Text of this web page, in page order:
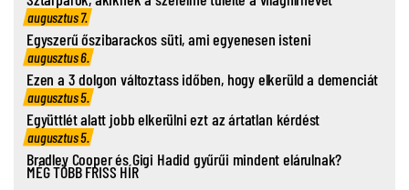
augusztus 7.
Egyszerű őszibarackos süti, ami egyenesen isteni
augusztus 6.
Ezen a 3 dolgon változtass időben, hogy elkerüld a demenciát
augusztus 5.
Együttlét alatt jobb elkerülni ezt az ártatlan kérdést
augusztus 5.
Bradley Cooper és Gigi Hadid gyűrűi mindent elárulnak?
MÉG TÖBB FRISS HÍR